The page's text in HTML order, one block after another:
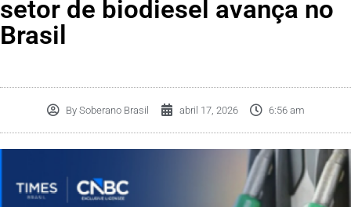
setor de biodiesel avança no
Brasil
BySoberano Brasil abril 17, 2026 6:56 am